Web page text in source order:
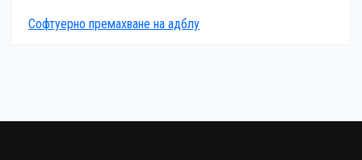
Софтуерно премахване на адблу